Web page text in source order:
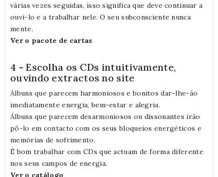
várias vezes seguidas, isso significa que deve continuar a
ouvi-lo e a trabalhar nele. O seu subconsciente nunca
mente.
Ver o pacote de cartas
4 - Escolha os CDs intuitivamente,
ouvindo extractos no site
Álbuns que parecem harmoniosos e bonitos dar-lhe-ão
imediatamente energia, bem-estar e alegria.
Álbuns que parecem desarmoniosos ou dissonantes irão
pô-lo em contacto com os seus bloqueios energéticos e
memórias de sofrimento.
É bom trabalhar com CDs que actuam de forma diferente
nos seus campos de energia.
Ver o catálogo